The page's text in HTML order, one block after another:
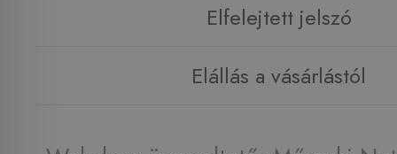
Elfelejtett jelszó
Elállás a vásárlástól